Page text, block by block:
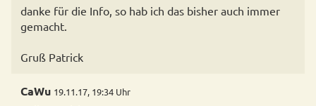
danke für die Info, so hab ich das bisher auch immer
gemacht.
Gruß Patrick
CaWu 19.11.17, 19:34 Uhr